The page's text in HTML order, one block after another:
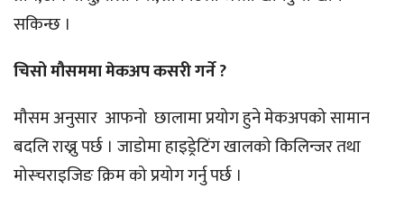
सकिन्छ ।
चिसो मौसममा मेकअप कसरी गर्ने ?
मौसम अनुसार आफनो छालामा प्रयोग हुने मेकअपको सामान
बदलि राख्नु पर्छ । जाडोमा हाइड्रेटिंग खालको किलिन्जर तथा
मोस्चराइजिङ क्रिम को प्रयोग गर्नु पर्छ ।